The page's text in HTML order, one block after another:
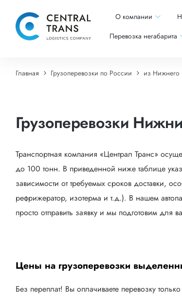
О компании
Перевозка негабарита
Главная Грузоперевозки по России из Нижнего
Грузоперевозки
Транспортная компания «Централ Транс»
до 100 тонн. В приведенной ниже таблице
зависимости от требуемых сроков доставки,
рефрижератор, изотерма и т.д.). В нашем
просто отправить заявку и мы подготовим для
Цены на грузоперевозки
Без переплат! Вы оплачиваете перевозку